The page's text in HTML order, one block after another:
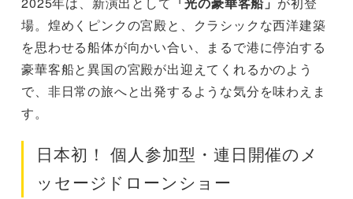
場。煌めくピンクの宮殿と、クラシックな西洋建築
を思わせる船体が向かい合い、まるで港に停泊する
豪華客船と異国の宮殿が出迎えてくれるかのよう
で、非日常の旅へと出発するような気分を味わえま
す。
日本初！ 個人参加型・連日開催のメ
ッセージドローンショー